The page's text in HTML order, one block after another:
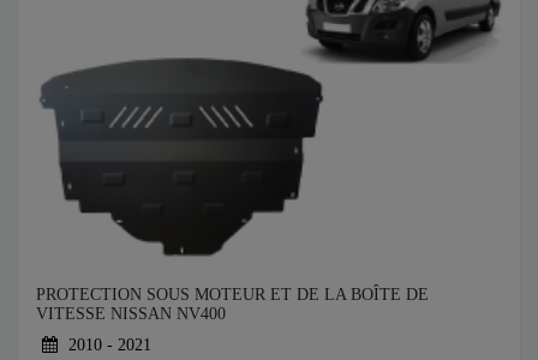
PROTECTION SOUS MOTEUR ET DE LA BOÎTE DE
VITESSE NISSAN NV400
2010 - 2021